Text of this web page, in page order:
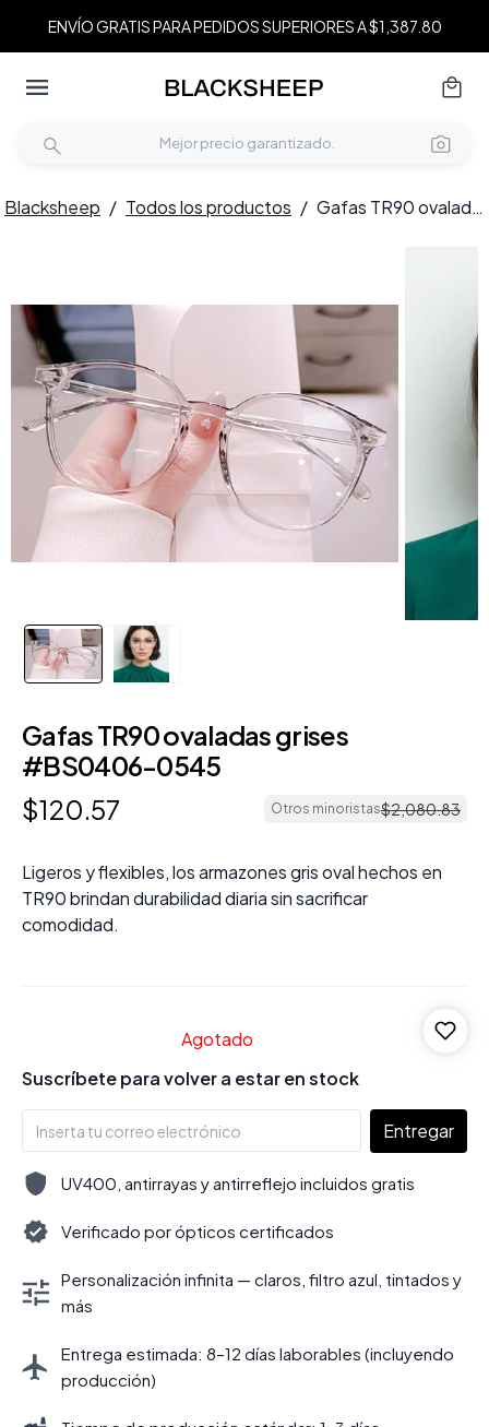
ENVÍO GRATIS PARA PEDIDOS SUPERIORES A $1,387.80
Blacksheep / Todos los productos / Gafas TR90 ovaladas grises #BS0406-0545
Gafas TR90 ovaladas grises
#BS0406-0545
$120.57 Otros minoristas$2,080.83
Ligeros y flexibles, los armazones gris oval hechos en
TR90 brindan durabilidad diaria sin sacrificar
comodidad.
Agotado
Suscríbete para volver a estar en stock
Entregar
UV400, antirrayas y antirreflejo incluidos gratis
Verificado por ópticos certificados
Personalización infinita — claros, filtro azul, tintados y
más
Entrega estimada: 8–12 días laborables (incluyendo
producción)